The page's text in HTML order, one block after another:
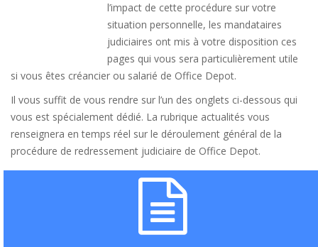
l’impact de cette procédure sur votre
situation personnelle, les mandataires
judiciaires ont mis à votre disposition ces
pages qui vous sera particulièrement utile
si vous êtes créancier ou salarié de Office Depot.
Il vous suffit de vous rendre sur l’un des onglets ci-dessous qui
vous est spécialement dédié. La rubrique actualités vous
renseignera en temps réel sur le déroulement général de la
procédure de redressement judiciaire de Office Depot.